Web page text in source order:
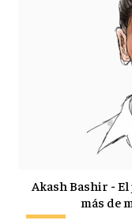
Akash Bashir -
más de